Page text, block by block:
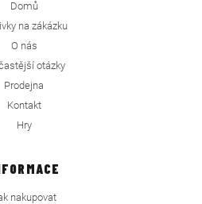
Domů
na zákázku
O nás
otázky
Prodejna
Kontakt
Hry
nakupovat